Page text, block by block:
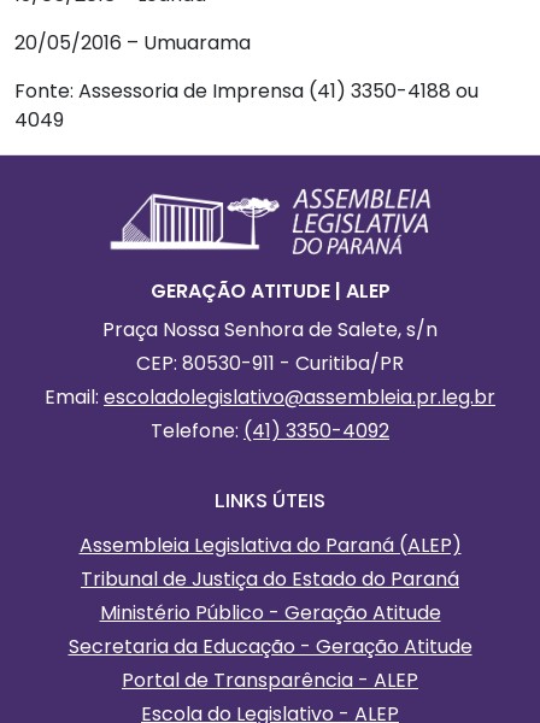
20/05/2016 – Umuarama
Fonte: Assessoria de Imprensa (41) 3350-4188 ou
4049
Informações Gerais
GERAÇÃO ATITUDE | ALEP
Praça Nossa Senhora de Salete, s/n
CEP: 80530-911 - Curitiba/PR
Email: escoladolegislativo@assembleia.pr.leg.br
Telefone: (41) 3350-4092
LINKS ÚTEIS
Assembleia Legislativa do Paraná (ALEP)
Tribunal de Justiça do Estado do Paraná
Ministério Público - Geração Atitude
Secretaria da Educação - Geração Atitude
Portal de Transparência - ALEP
Escola do Legislativo - ALEP